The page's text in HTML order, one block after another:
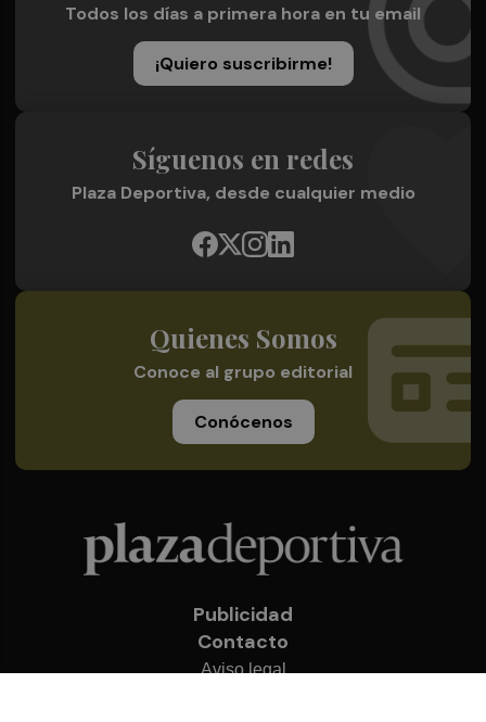
Todos los días a primera hora en tu email
¡Quiero suscribirme!
Síguenos en redes
Plaza Deportiva, desde cualquier medio
Quienes Somos
Conoce al grupo editorial
Conócenos
Publicidad
Contacto
Aviso legal